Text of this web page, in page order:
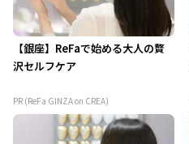
【銀座】ReFaで始める大人の贅
沢セルフケア
PR (ReFa GINZA on CREA)